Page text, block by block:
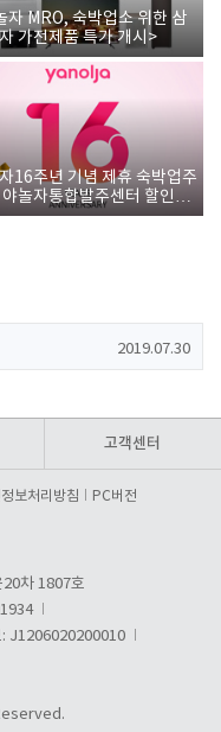
자 MRO, 숙박업소 위한 삼
가전제품 특가 개시>
16주년 기념 제휴 숙박업주
야놀자통합발주센터 할인쿠
정
2019.07.30
고객센터
보처리방침 PC버전
20차 1807호
: J1206020200010